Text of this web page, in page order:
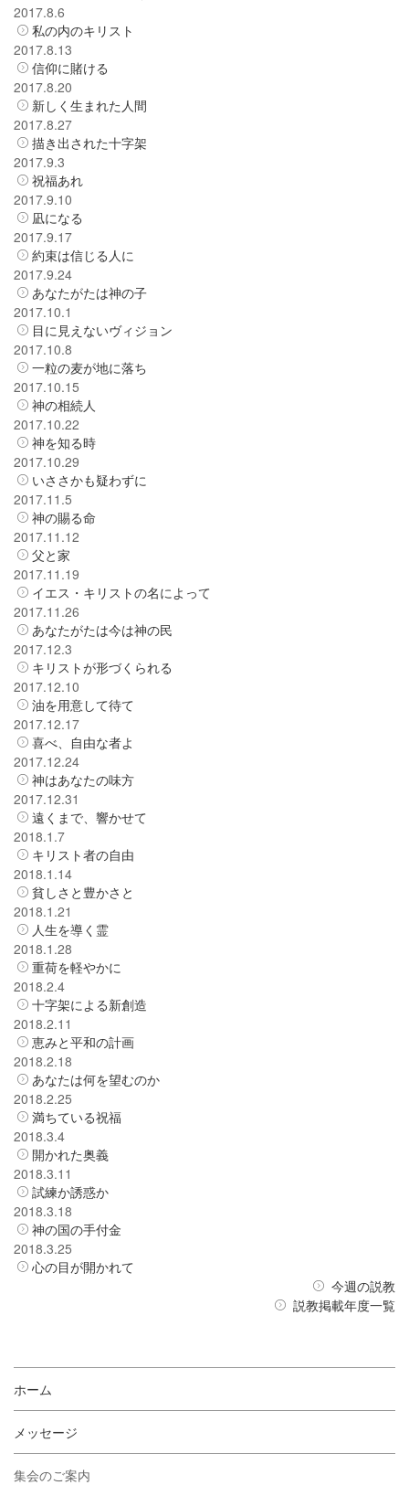
2017.8.6
私の内のキリスト
2017.8.13
信仰に賭ける
2017.8.20
新しく生まれた人間
2017.8.27
描き出された十字架
2017.9.3
祝福あれ
2017.9.10
凪になる
2017.9.17
約束は信じる人に
2017.9.24
あなたがたは神の子
2017.10.1
目に見えないヴィジョン
2017.10.8
一粒の麦が地に落ち
2017.10.15
神の相続人
2017.10.22
神を知る時
2017.10.29
いささかも疑わずに
2017.11.5
神の賜る命
2017.11.12
父と家
2017.11.19
イエス・キリストの名によって
2017.11.26
あなたがたは今は神の民
2017.12.3
キリストが形づくられる
2017.12.10
油を用意して待て
2017.12.17
喜べ、自由な者よ
2017.12.24
神はあなたの味方
2017.12.31
遠くまで、響かせて
2018.1.7
キリスト者の自由
2018.1.14
貧しさと豊かさと
2018.1.21
人生を導く霊
2018.1.28
重荷を軽やかに
2018.2.4
十字架による新創造
2018.2.11
恵みと平和の計画
2018.2.18
あなたは何を望むのか
2018.2.25
満ちている祝福
2018.3.4
開かれた奥義
2018.3.11
試練か誘惑か
2018.3.18
神の国の手付金
2018.3.25
心の目が開かれて
今週の説教
説教掲載年度一覧
ホーム
メッセージ
集会のご案内